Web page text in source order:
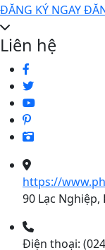
ĐĂNG KÝ NGAY
Liên hệ
https://
90 Lạc Nghiệp,
Điện thoại: